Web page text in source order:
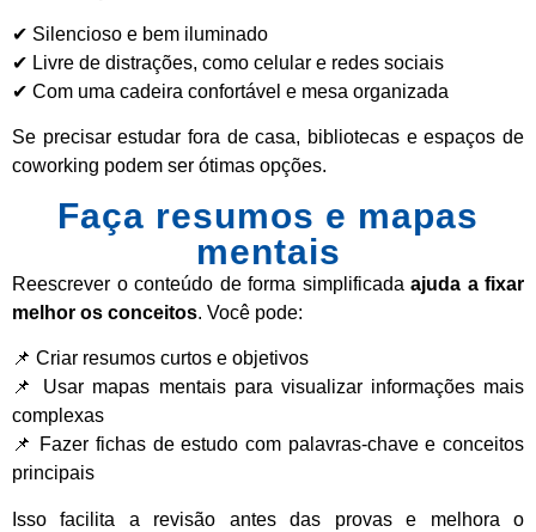
✔ Silencioso e bem iluminado
✔ Livre de distrações, como celular e redes sociais
✔ Com uma cadeira confortável e mesa organizada
Se precisar estudar fora de casa, bibliotecas e espaços de
coworking podem ser ótimas opções.
Faça resumos e mapas
mentais
Reescrever o conteúdo de forma simplificada ajuda a fixar
melhor os conceitos. Você pode:
📌 Criar resumos curtos e objetivos
📌 Usar mapas mentais para visualizar informações mais
complexas
📌 Fazer fichas de estudo com palavras-chave e conceitos
principais
Isso facilita a revisão antes das provas e melhora o